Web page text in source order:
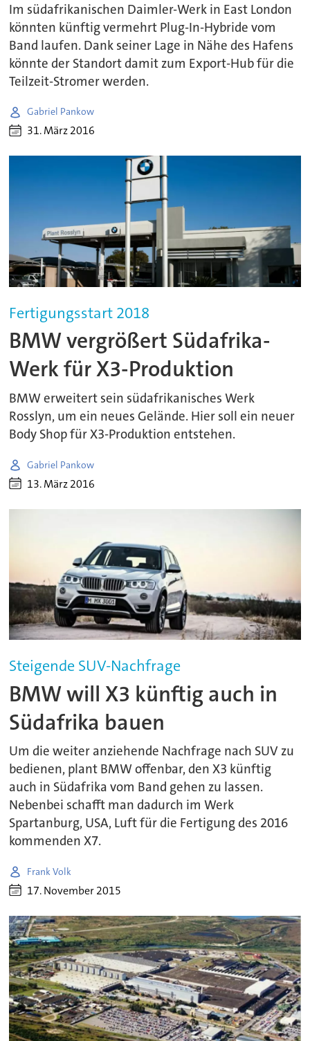
Im südafrikanischen Daimler-Werk in East London
könnten künftig vermehrt Plug-In-Hybride vom
Band laufen. Dank seiner Lage in Nähe des Hafens
könnte der Standort damit zum Export-Hub für die
Teilzeit-Stromer werden.
Gabriel Pankow
31. März 2016
Fertigungsstart 2018
BMW vergrößert Südafrika-
Werk für X3-Produktion
BMW erweitert sein südafrikanisches Werk
Rosslyn, um ein neues Gelände. Hier soll ein neuer
Body Shop für X3-Produktion entstehen.
Gabriel Pankow
13. März 2016
Steigende SUV-Nachfrage
BMW will X3 künftig auch in
Südafrika bauen
Um die weiter anziehende Nachfrage nach SUV zu
bedienen, plant BMW offenbar, den X3 künftig
auch in Südafrika vom Band gehen zu lassen.
Nebenbei schafft man dadurch im Werk
Spartanburg, USA, Luft für die Fertigung des 2016
kommenden X7.
Frank Volk
17. November 2015